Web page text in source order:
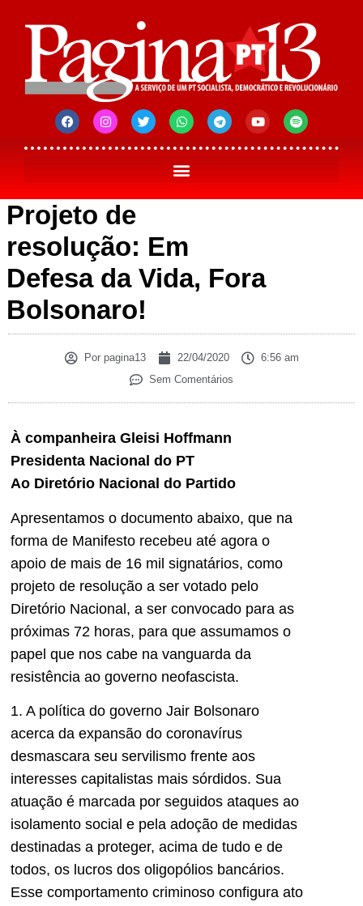
Projeto de
resolução: Em
Defesa da Vida, Fora
Bolsonaro!
Porpagina13 22/04/2020
6:56 am
Sem Comentários
À companheira Gleisi Hoffmann
Presidenta Nacional do PT
Ao Diretório Nacional do Partido
Apresentamos o documento abaixo, que na
forma de Manifesto recebeu até agora o
apoio de mais de 16 mil signatários, como
projeto de resolução a ser votado pelo
Diretório Nacional, a ser convocado para as
próximas 72 horas, para que assumamos o
papel que nos cabe na vanguarda da
resistência ao governo neofascista.
1. A política do governo Jair Bolsonaro
acerca da expansão do coronavírus
desmascara seu servilismo frente aos
interesses capitalistas mais sórdidos. Sua
atuação é marcada por seguidos ataques ao
isolamento social e pela adoção de medidas
destinadas a proteger, acima de tudo e de
todos, os lucros dos oligopólios bancários.
Esse comportamento criminoso configura ato